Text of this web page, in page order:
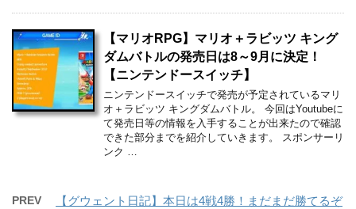
【マリオRPG】マリオ＋ラビッツ キング
ダムバトルの発売日は8～9月に決定！
【ニンテンドースイッチ】
ニンテンドースイッチで発売が予定されているマリ
オ＋ラビッツ キングダムバトル。 今回はYoutubeに
て発売日等の情報を入手することが出来たので確認
できた部分までを紹介していきます。 スポンサーリ
ンク …
PREV
【グウェント日記】本日は4戦4勝！まだまだ勝てるぞ